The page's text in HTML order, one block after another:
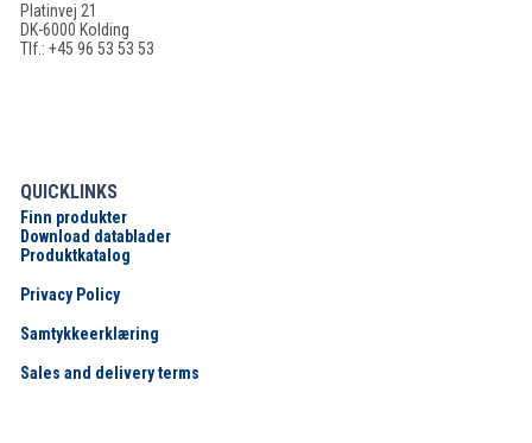
Platinvej 21
DK-6000 Kolding
Tlf.: +45 96 53 53 53
QUICKLINKS
Finn produkter
Download datablader
Produktkatalog
Privacy Policy
Samtykkeerklæring
Sales and delivery terms